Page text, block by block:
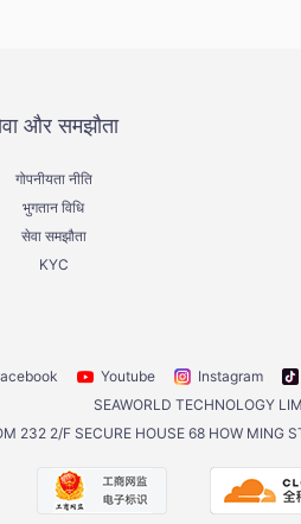
और समझौता
गोपनीयता नीति
भुगतान विधि
सेवा समझौता
KYC
Youtube Instagram
SEAWORLD TECHNOLOGY
232 2/F SECURE HOUSE 68 HOW MING